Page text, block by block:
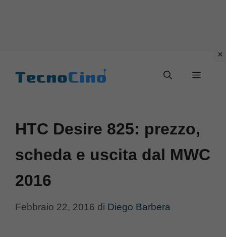
Menu
HTC Desire 825: prezzo,
scheda e uscita dal MWC
2016
Febbraio 22, 2016 di Diego Barbera